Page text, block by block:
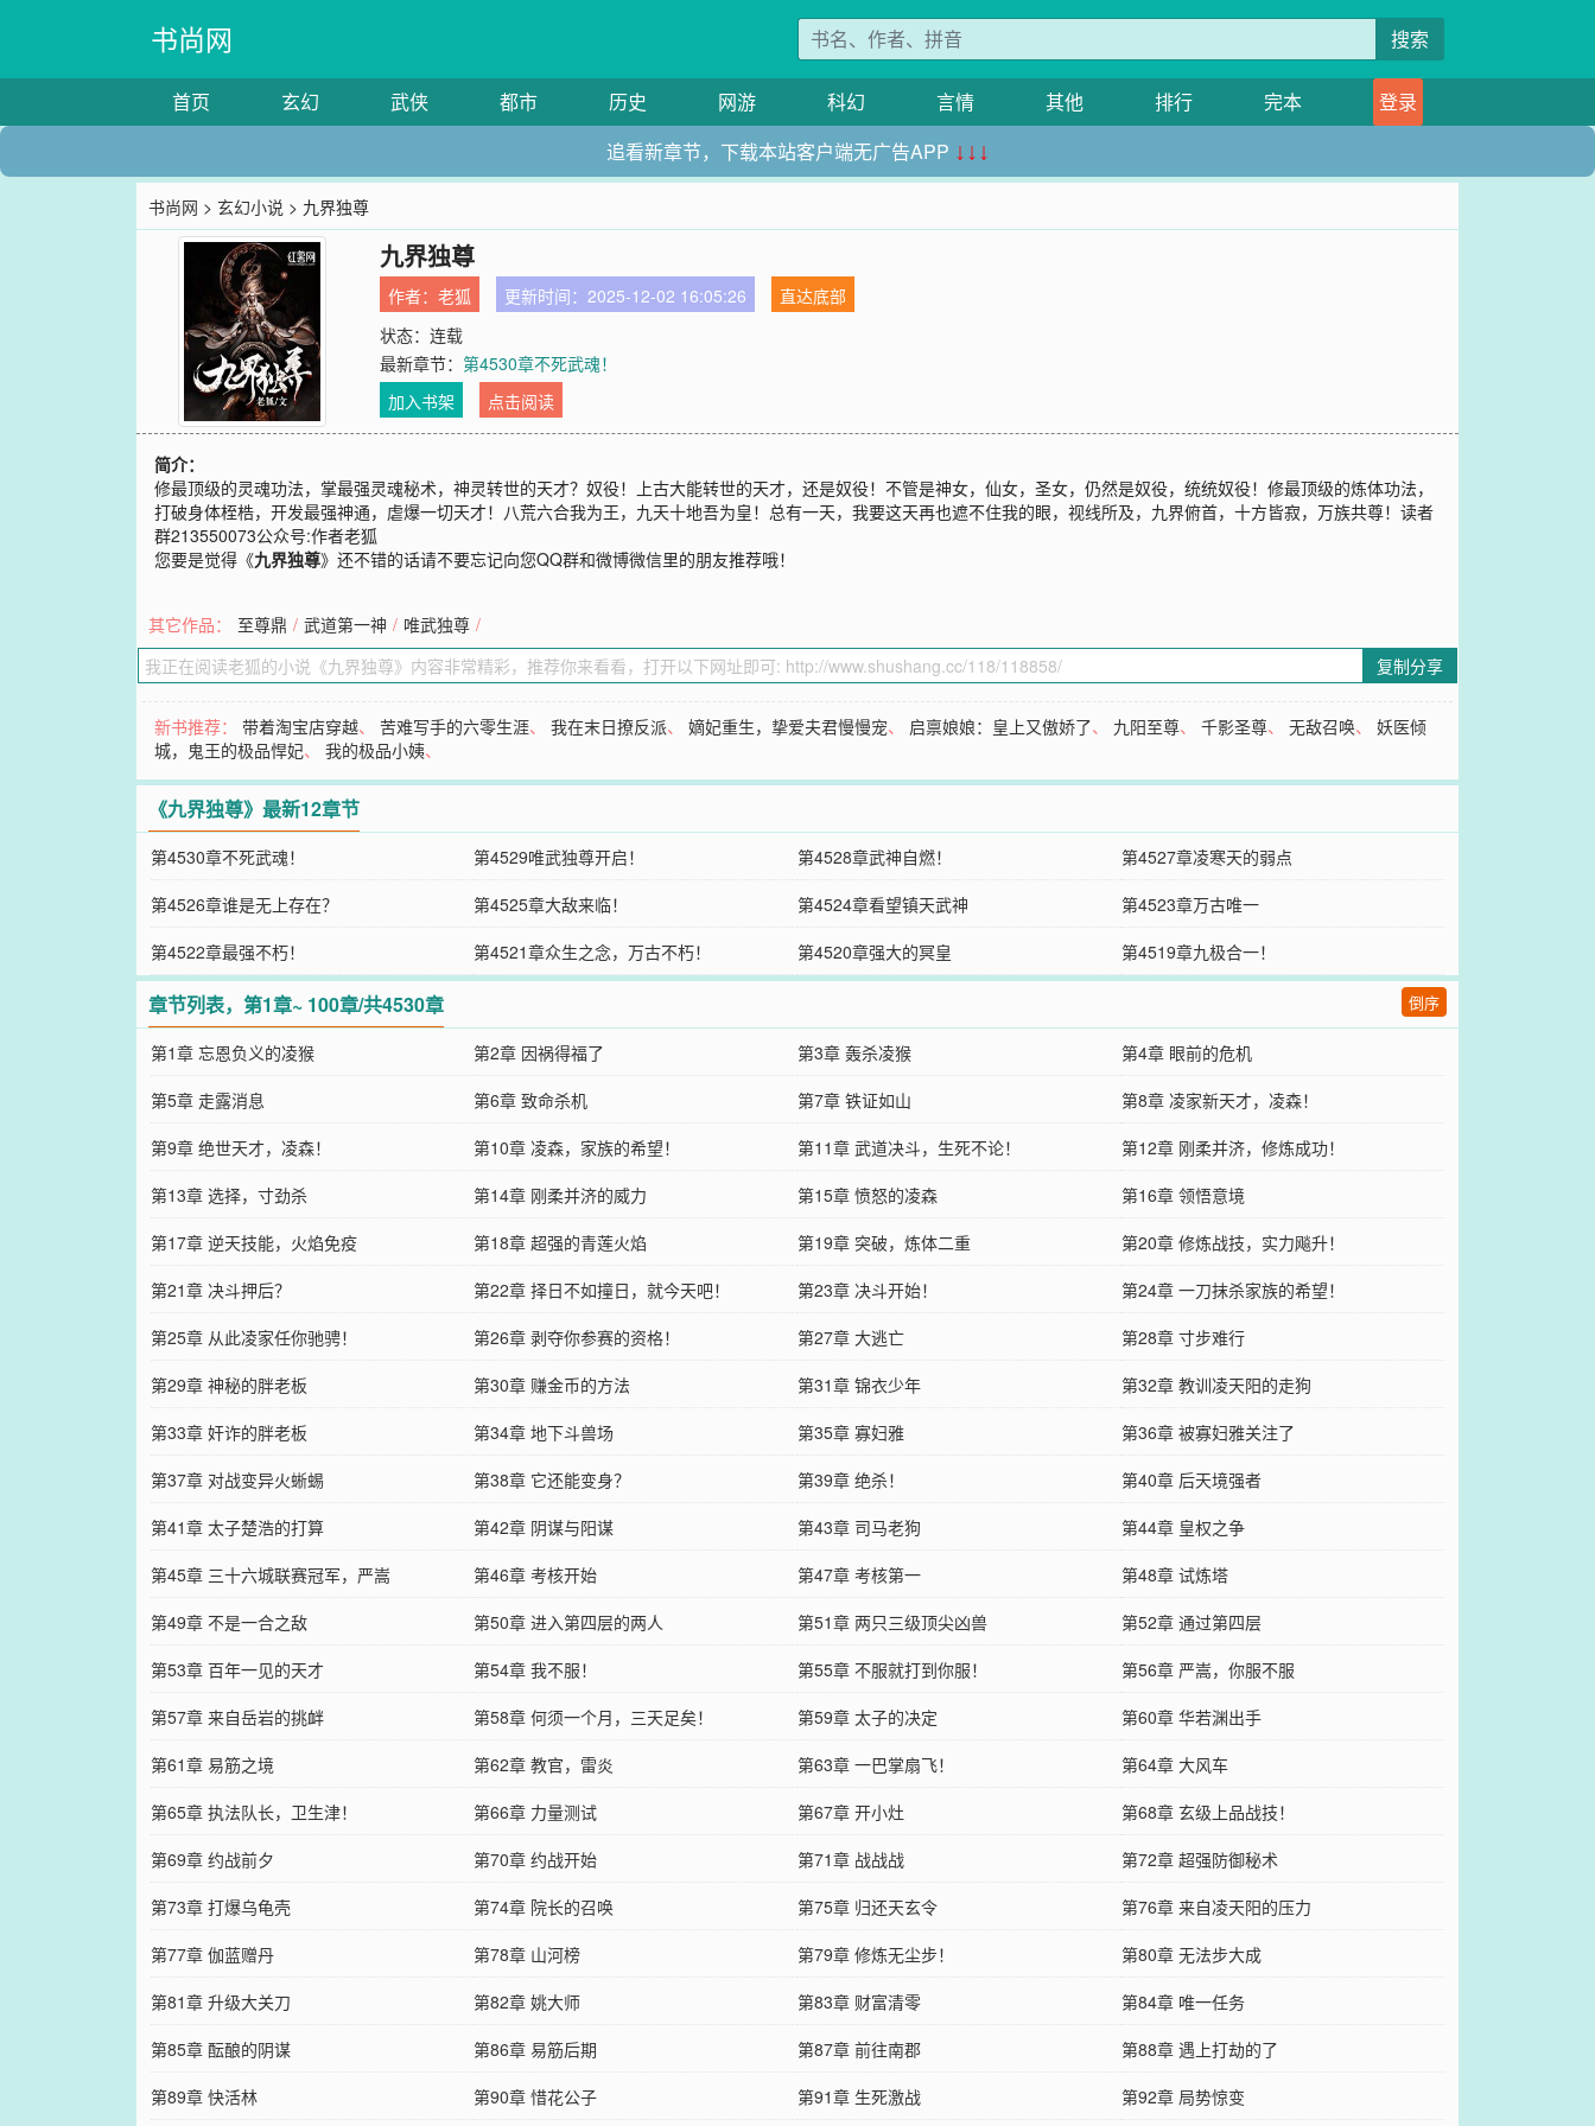
书尚网 搜索
首页 玄幻 武侠 都市 历史 网游 科幻 言情 其他 排行 完本
登录
追看新章节，下载本站客户端无广告APP ↓↓↓
书尚网 >玄幻小说 > 九界独尊
九界独尊
作者：老狐 更新时间：2025-12-02 16:05:26
直达底部
状态：连载
最新章节：第4530章不死武魂！
加入书架
点击阅读
简介：
修最顶级的灵魂功法，掌最强灵魂秘术，神灵转世的天才？奴役！上古大能转世的天才，还是奴役！不管是神女，仙女，圣女，仍然是奴役，统统奴役！修最顶级的炼体功法，
打破身体桎梏，开发最强神通，虐爆一切天才！八荒六合我为王，九天十地吾为皇！总有一天，我要这天再也遮不住我的眼，视线所及，九界俯首，十方皆寂，万族共尊！读者
群213550073公众号:作者老狐
您要是觉得《九界独尊》还不错的话请不要忘记向您QQ群和微博微信里的朋友推荐哦！
其它作品： 至尊鼎 / 武道第一神 / 唯武独尊 /
复制分享
新书推荐：带着淘宝店穿越、苦难写手的六零生涯、我在末日撩反派、嫡妃重生，挚爱夫君慢慢宠、 启禀娘娘：皇上又傲娇了、 九阳至尊、千影圣尊、无敌召唤、妖医倾
城，鬼王的极品悍妃、我的极品小姨、
《九界独尊》最新12章节
第4530章不死武魂！ 第4529唯武独尊开启！ 第4528章武神自燃！
第4527章凌寒天的弱点
第4526章谁是无上存在？
第4525章大敌来临！ 第4524章看望镇天武神
第4523章万古唯一
第4522章最强不朽！
第4521章众生之念，万古不朽！ 第4520章强大的冥皇 第4519章九极合一！
章节列表，第1章~ 100章/共4530章 倒序
第1章 忘恩负义的凌猴 第2章 因祸得福了 第3章 轰杀凌猴
第4章 眼前的危机
第5章 走露消息
第6章 致命杀机 第7章 铁证如山
第8章 凌家新天才，凌森！
第9章 绝世天才，凌森！
第10章 凌森，家族的希望！ 第11章 武道决斗，生死不论！
第12章 刚柔并济，修炼成功！
第13章 选择，寸劲杀
第14章 刚柔并济的威力 第15章 愤怒的凌森
第16章 领悟意境
第17章 逆天技能，火焰免疫
第18章 超强的青莲火焰 第19章 突破，炼体二重
第20章 修炼战技，实力飚升！
第21章 决斗押后？
第22章 择日不如撞日，就今天吧！ 第23章 决斗开始！
第24章 一刀抹杀家族的希望！
第25章 从此凌家任你驰骋！
第26章 剥夺你参赛的资格！ 第27章 大逃亡
第28章 寸步难行
第29章 神秘的胖老板
第30章 赚金币的方法 第31章 锦衣少年
第32章 教训凌天阳的走狗
第33章 奸诈的胖老板
第34章 地下斗兽场 第35章 寡妇雅
第36章 被寡妇雅关注了
第37章 对战变异火蜥蜴
第38章 它还能变身？ 第39章 绝杀！
第40章 后天境强者
第41章 太子楚浩的打算
第42章 阴谋与阳谋 第43章 司马老狗
第44章 皇权之争
第45章 三十六城联赛冠军，严嵩
第46章 考核开始 第47章 考核第一
第48章 试炼塔
第49章 不是一合之敌
第50章 进入第四层的两人 第51章 两只三级顶尖凶兽
第52章 通过第四层
第53章 百年一见的天才
第54章 我不服！ 第55章 不服就打到你服！
第56章 严嵩，你服不服
第57章 来自岳岩的挑衅
第58章 何须一个月，三天足矣！ 第59章 太子的决定
第60章 华若渊出手
第61章 易筋之境
第62章 教官，雷炎 第63章 一巴掌扇飞！
第64章 大风车
第65章 执法队长，卫生津！
第66章 力量测试 第67章 开小灶
第68章 玄级上品战技！
第69章 约战前夕
第70章 约战开始 第71章 战战战
第72章 超强防御秘术
第73章 打爆乌龟壳
第74章 院长的召唤 第75章 归还天玄令
第76章 来自凌天阳的压力
第77章 伽蓝赠丹
第78章 山河榜 第79章 修炼无尘步！
第80章 无法步大成
第81章 升级大关刀
第82章 姚大师 第83章 财富清零
第84章 唯一任务
第85章 酝酿的阴谋
第86章 易筋后期 第87章 前往南郡
第88章 遇上打劫的了
第89章 快活林
第90章 惜花公子 第91章 生死激战 第92章 局势惊变